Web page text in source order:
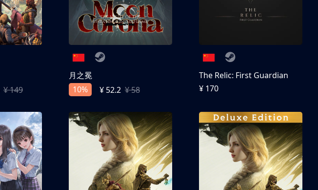
¥ 149
月之冕
10%
¥ 52.2 ¥ 58
The Relic: First Guardian
¥ 170